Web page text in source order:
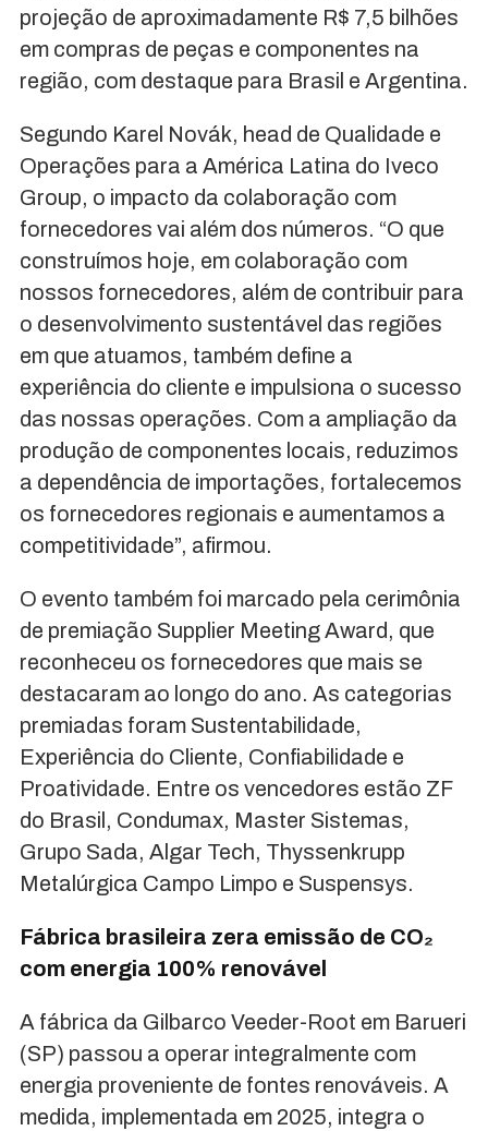
projeção de aproximadamente R$ 7,5 bilhões
em compras de peças e componentes na
região, com destaque para Brasil e Argentina.
Segundo Karel Novák, head de Qualidade e
Operações para a América Latina do Iveco
Group, o impacto da colaboração com
fornecedores vai além dos números. “O que
construímos hoje, em colaboração com
nossos fornecedores, além de contribuir para
o desenvolvimento sustentável das regiões
em que atuamos, também define a
experiência do cliente e impulsiona o sucesso
das nossas operações. Com a ampliação da
produção de componentes locais, reduzimos
a dependência de importações, fortalecemos
os fornecedores regionais e aumentamos a
competitividade”, afirmou.
O evento também foi marcado pela cerimônia
de premiação Supplier Meeting Award, que
reconheceu os fornecedores que mais se
destacaram ao longo do ano. As categorias
premiadas foram Sustentabilidade,
Experiência do Cliente, Confiabilidade e
Proatividade. Entre os vencedores estão ZF
do Brasil, Condumax, Master Sistemas,
Grupo Sada, Algar Tech, Thyssenkrupp
Metalúrgica Campo Limpo e Suspensys.
Fábrica brasileira zera emissão de CO₂
com energia 100% renovável
A fábrica da Gilbarco Veeder-Root em Barueri
(SP) passou a operar integralmente com
energia proveniente de fontes renováveis. A
medida, implementada em 2025, integra o